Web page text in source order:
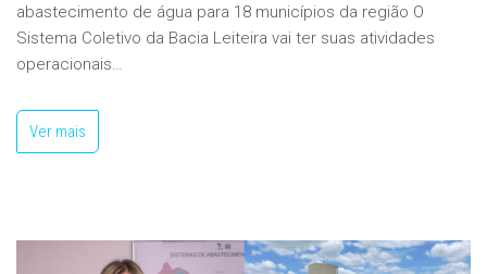
abastecimento de água para 18 municípios da região O
Sistema Coletivo da Bacia Leiteira vai ter suas atividades
operacionais…
Ver mais